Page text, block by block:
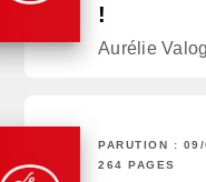
!
Aurélie
PARUTION :
264 PAGES